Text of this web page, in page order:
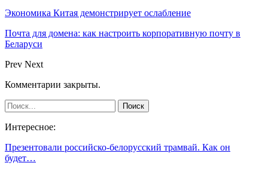
Экономика Китая демонстрирует ослабление
Почта для домена: как настроить корпоративную почту в
Беларуси
Prev Next
Комментарии закрыты.
Интересное:
Презентовали российско-белорусский трамвай. Как он
будет…